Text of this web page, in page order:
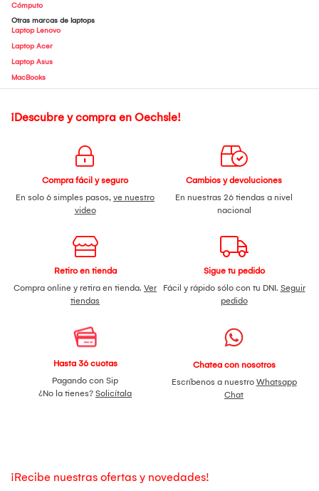
Cómputo
Otras marcas de laptops
Laptop Lenovo
Laptop Acer
Laptop Asus
MacBooks
¡Descubre y compra en Oechsle!
Compra fácil y seguro
En solo 6 simples pasos, ve nuestro
video
Cambios y devoluciones
En nuestras 26 tiendas a nivel
nacional
Retiro en tienda
Compra online y retira en tienda. Ver
tiendas
Sigue tu pedido
Fácil y rápido sólo con tu DNI. Seguir
pedido
Hasta 36 cuotas
Pagando con Sip
¿No la tienes? Solicítala
Chatea con nosotros
Escríbenos a nuestro Whatsapp
Chat
¡Recibe nuestras ofertas y novedades!